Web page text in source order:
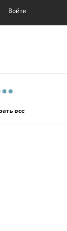
Войти
все